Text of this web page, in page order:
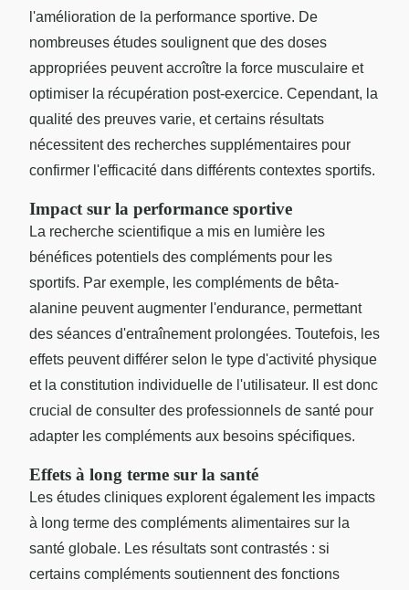
l'amélioration de la performance sportive. De
nombreuses études soulignent que des doses
appropriées peuvent accroître la force musculaire et
optimiser la récupération post-exercice. Cependant, la
qualité des preuves varie, et certains résultats
nécessitent des recherches supplémentaires pour
confirmer l'efficacité dans différents contextes sportifs.
Impact sur la performance sportive
La recherche scientifique a mis en lumière les
bénéfices potentiels des compléments pour les
sportifs. Par exemple, les compléments de bêta-
alanine peuvent augmenter l'endurance, permettant
des séances d'entraînement prolongées. Toutefois, les
effets peuvent différer selon le type d'activité physique
et la constitution individuelle de l'utilisateur. Il est donc
crucial de consulter des professionnels de santé pour
adapter les compléments aux besoins spécifiques.
Effets à long terme sur la santé
Les études cliniques explorent également les impacts
à long terme des compléments alimentaires sur la
santé globale. Les résultats sont contrastés : si
certains compléments soutiennent des fonctions